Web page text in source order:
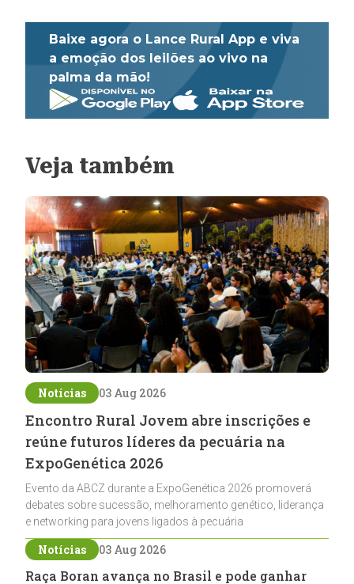
Baixe agora o Lance Rural App e viva
a emoção dos leilões ao vivo na
palma da mão!
Veja também
Notícias 03 Aug 2026
Encontro Rural Jovem abre inscrições e
reúne futuros líderes da pecuária na
ExpoGenética 2026
Evento da ABCZ durante a ExpoGenética 2026 promoverá
debates sobre sucessão, melhoramento genético, liderança
e networking para jovens ligados à pecuária
Notícias 03 Aug 2026
Raça Boran avança no Brasil e pode ganhar